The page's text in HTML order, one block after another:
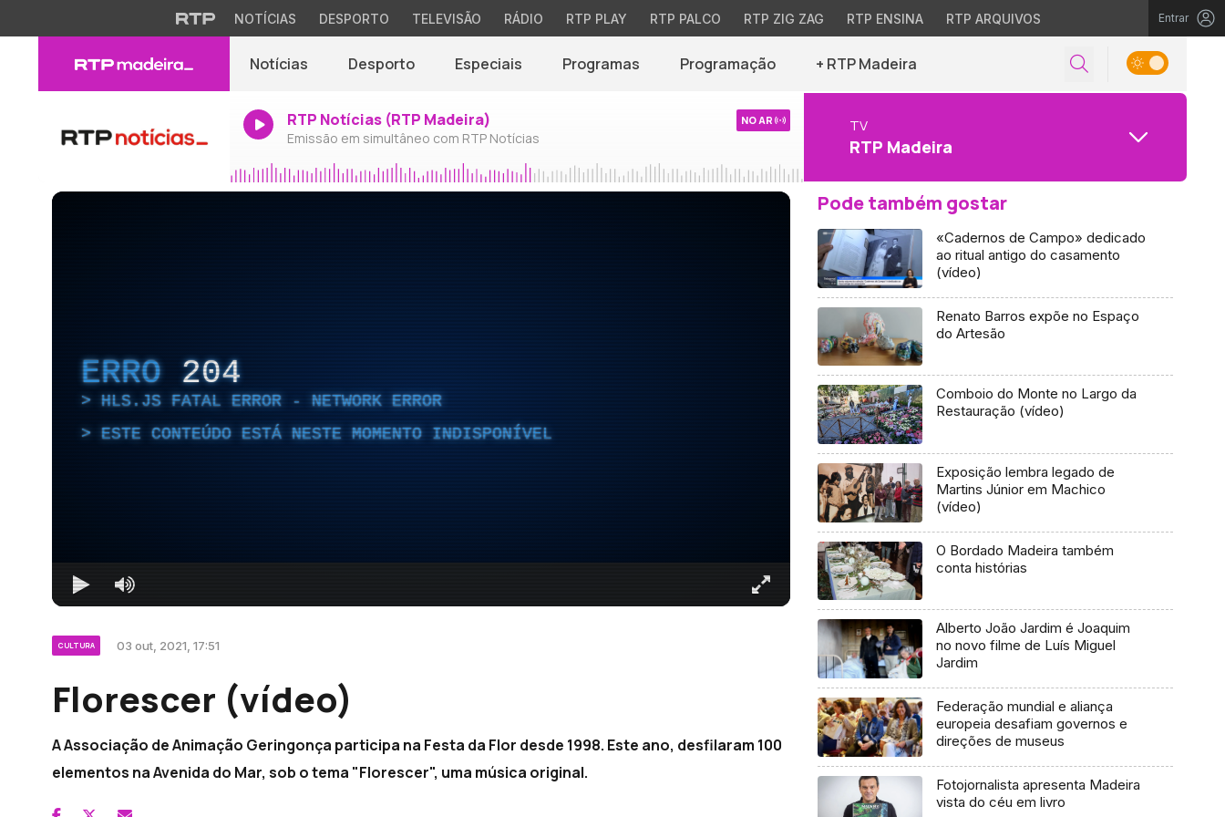
NOTÍCIAS DESPORTO TELEVISÃO RÁDIO RTP PLAY RTP PALCO RTP ZIG ZAG RTP ENSINA RTP ARQUIVOS Entrar
Notícias Desporto Especiais Programas Programação + RTP Madeira
RTP Notícias (RTP Madeira)
Emissão em simultâneo com RTP Notícias
NO AR TV
RTP Madeira
ERRO 204
HLS.JS FATAL ERROR - NETWORK ERROR
ESTE CONTEÚDO ESTÁ NESTE MOMENTO INDISPONÍVEL
CULTURA 03 out, 2021, 17:51
Florescer (vídeo)
A Associação de Animação Geringonça participa na Festa da Flor desde 1998. Este ano, desfilaram 100
elementos na Avenida do Mar, sob o tema "Florescer", uma música original.
Pode também gostar
«Cadernos de Campo» dedicado
ao ritual antigo do casamento
(vídeo)
Renato Barros expõe no Espaço
do Artesão
Comboio do Monte no Largo da
Restauração (vídeo)
Exposição lembra legado de
Martins Júnior em Machico
(vídeo)
O Bordado Madeira também
conta histórias
Alberto João Jardim é Joaquim
no novo filme de Luís Miguel
Jardim
Federação mundial e aliança
europeia desafiam governos e
direções de museus
Fotojornalista apresenta Madeira
vista do céu em livro